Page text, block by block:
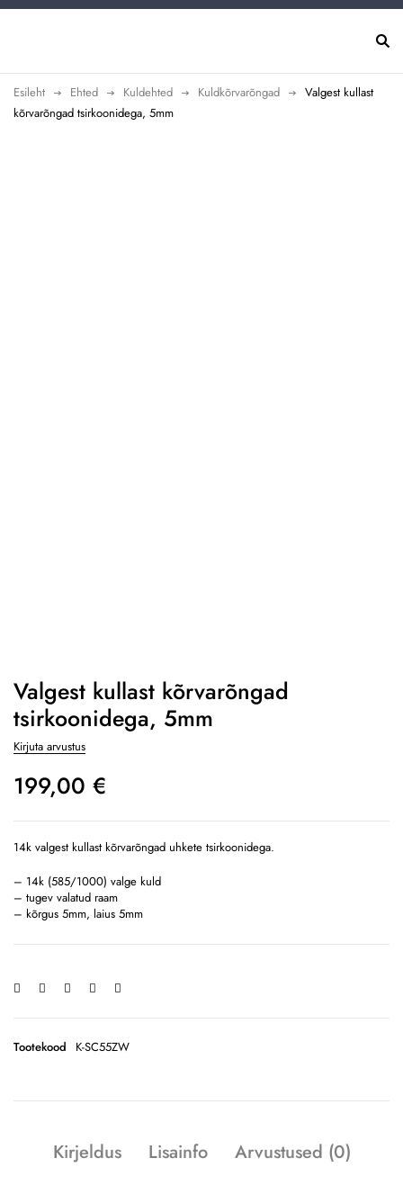
Esileht Ehted Kuldehted Kuldkõrvarõngad
Valgest kullast
kõrvarõngad tsirkoonidega, 5mm
Valgest kullast kõrvarõngad
tsirkoonidega, 5mm
Kirjuta arvustus
199,00 €
14k valgest kullast kõrvarõngad uhkete tsirkoonidega.
– 14k (585/1000) valge kuld
– tugev valatud raam
– kõrgus 5mm, laius 5mm
Tootekood K-SC55ZW
Kirjeldus Lisainfo Arvustused (0)